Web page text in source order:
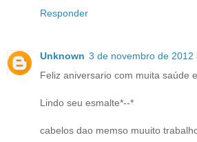
Responder
Unknown 3 de novembro de 2012
Feliz aniversario com muita saúde
Lindo seu esmalte*--*
cabelos dao memso muuito